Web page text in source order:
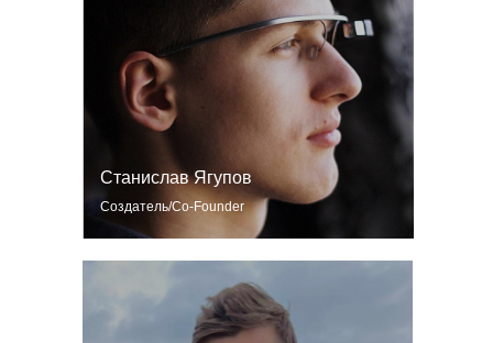
Создатель/Co-Founder
Станислав Ягупов